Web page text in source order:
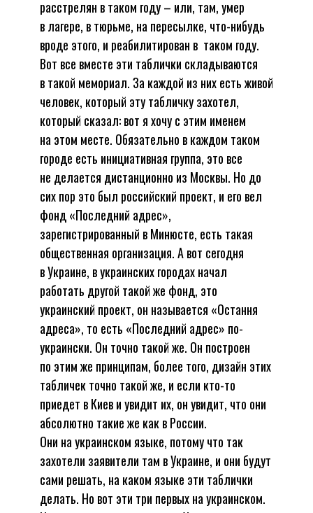
расстрелян в таком году – или, там, умер
в лагере, в тюрьме, на пересылке, что-нибудь
вроде этого, и реабилитирован в таком году.
Вот все вместе эти таблички складываются
в такой мемориал. За каждой из них есть живой
человек, который эту табличку захотел,
который сказал: вот я хочу с этим именем
на этом месте. Обязательно в каждом таком
городе есть инициативная группа, это все
не делается дистанционно из Москвы. Но до
сих пор это был российский проект, и его вел
фонд «Последний адрес»,
зарегистрированный в Минюсте, есть такая
общественная организация. А вот сегодня
в Украине, в украинских городах начал
работать другой такой же фонд, это
украинский проект, он называется «Остання
адреса», то есть «Последний адрес» по-
украински. Он точно такой же. Он построен
по этим же принципам, более того, дизайн этих
табличек точно такой же, и если кто-то
приедет в Киев и увидит их, он увидит, что они
абсолютно такие же как в России.
Они на украинском языке, потому что так
захотели заявители там в Украине, и они будут
сами решать, на каком языке эти таблички
делать. Но вот эти три первых на украинском.